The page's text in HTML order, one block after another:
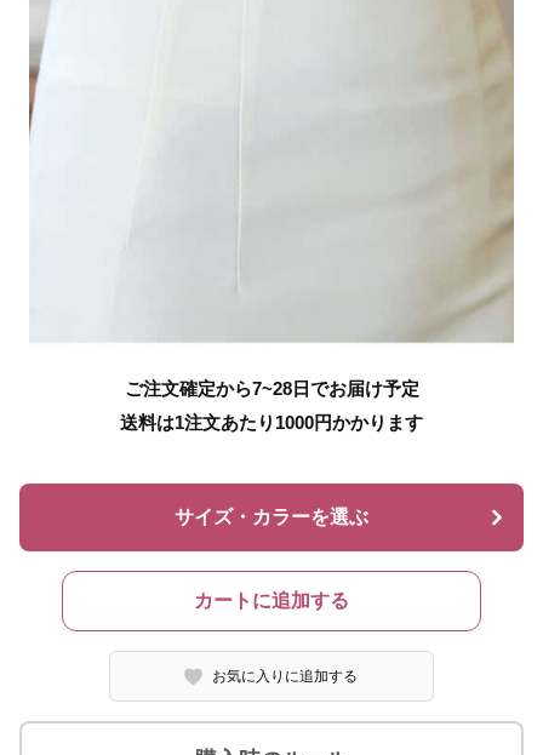
ご注文確定から7~28日でお届け予定
送料は1注文あたり 1000円かかります
サイズ・カラーを選ぶ
カートに追加する
お気に入りに追加する